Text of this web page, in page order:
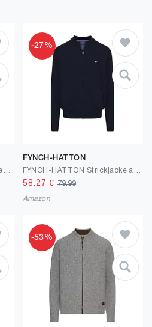
-27%
FYNCH-HATTON
58.27 € 79.99
Amazon
-53%